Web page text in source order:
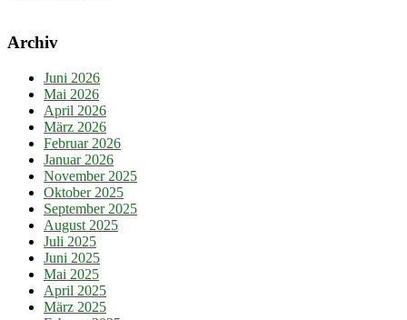
Archiv
Juni 2026
Mai 2026
April 2026
März 2026
Februar 2026
Januar 2026
November 2025
Oktober 2025
September 2025
August 2025
Juli 2025
Juni 2025
Mai 2025
April 2025
März 2025